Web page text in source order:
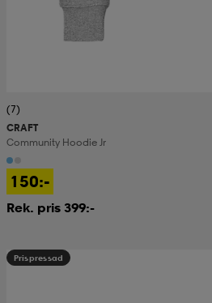
(7)
CRAFT
Community Hoodie Jr
150:-
Rek. pris 399:-
Prispressad